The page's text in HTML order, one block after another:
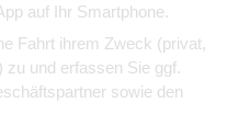
auf Ihr Smartphone.
Fahrt ihrem Zweck (privat,
zu und erfassen Sie ggf.
sowie den